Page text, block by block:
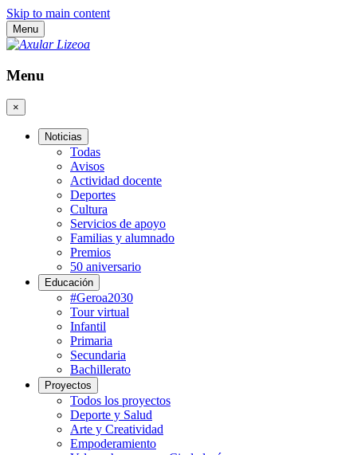
Skip to main content
Menu
Menu
×
Noticias
Todas
Avisos
Actividad docente
Deportes
Cultura
Servicios de apoyo
Familias y alumnado
Premios
50 aniversario
Educación
#Geroa2030
Tour virtual
Infantil
Primaria
Secundaria
Bachillerato
Proyectos
Todos los proyectos
Deporte y Salud
Arte y Creatividad
Empoderamiento